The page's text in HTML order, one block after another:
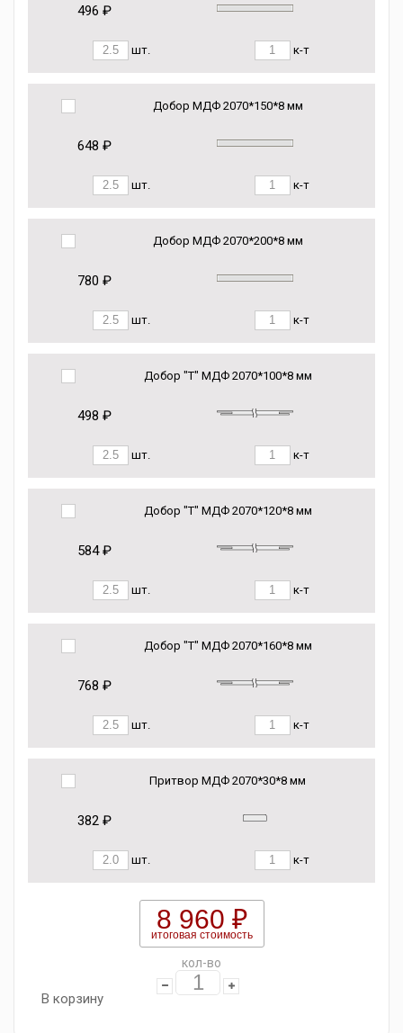
496 ₽
шт. к-т
Добор МДФ 2070*150*8 мм
648 ₽
шт. к-т
Добор МДФ 2070*200*8 мм
780 ₽
шт. к-т
Добор "Т" МДФ 2070*100*8 мм
498 ₽
шт. к-т
Добор "Т" МДФ 2070*120*8 мм
584 ₽
шт. к-т
Добор "Т" МДФ 2070*160*8 мм
768 ₽
шт. к-т
Притвор МДФ 2070*30*8 мм
382 ₽
шт. к-т
8 960 ₽
итоговая стоимость
кол-во
В корзину